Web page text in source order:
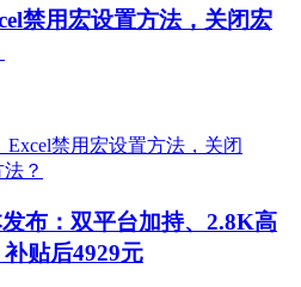
禁用宏设置方法，关闭宏
布：双平台加持、2.8K高
贴后4929元